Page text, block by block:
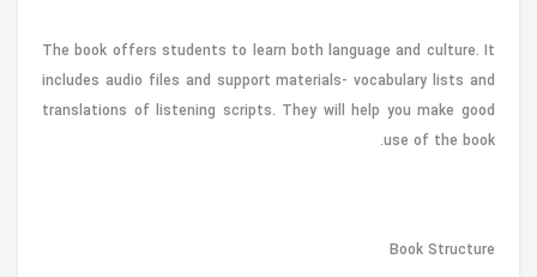
The book offers students to learn both language and culture. It
includes audio files and support materials- vocabulary lists and
translations of listening scripts. They will help you make good
use of the book.
Book Structure